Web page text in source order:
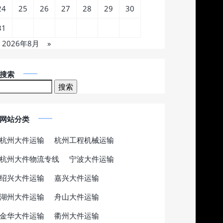
2026年8月 »
25 26 27 28 29
30
搜索
网站分类
杭州大件运输
杭州工程机械运输
杭州大件物流专线
宁波大件运输
绍兴大件运输
嘉兴大件运输
湖州大件运输
舟山大件运输
金华大件运输
衢州大件运输